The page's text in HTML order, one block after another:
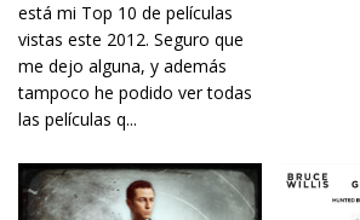
está mi Top 10 de películas
vistas este 2012. Seguro que
me dejo alguna, y además
tampoco he podido ver todas
las películas q...